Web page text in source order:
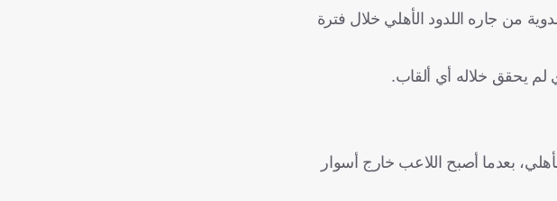
من جاره اللدود الأهلي خلال فترة
لم يحقق خلاله أي ألقاب.
بعدما أصبح اللاعب خارج أسوار